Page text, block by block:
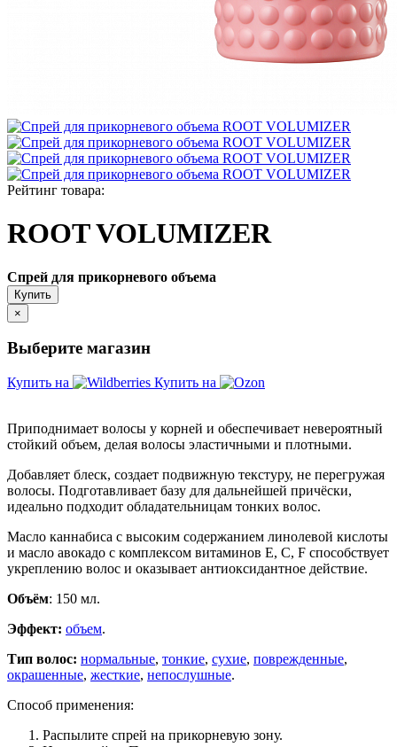
Рейтинг товара:
ROOT VOLUMIZER
Спрей для прикорневого объема
Купить
×
Выберите магазин
Купить на Купить на
Приподнимает волосы у корней и обеспечивает невероятный
стойкий объем, делая волосы эластичными и плотными.
Добавляет блеск, создает подвижную текстуру, не перегружая
волосы. Подготавливает базу для дальнейшей причёски,
идеально подходит обладательницам тонких волос.
Масло каннабиса с высоким содержанием линолевой кислоты
и масло авокадо с комплексом витаминов Е, С, F способствует
укреплению волос и оказывает антиоксидантное действие.
Объём: 150 мл.
Эффект: объем.
Тип волос: нормальные, тонкие, сухие, поврежденные,
окрашенные, жесткие, непослушные.
Способ применения:
Распылите спрей на прикорневую зону.